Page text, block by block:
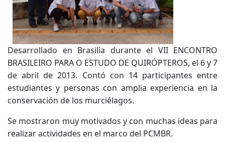
Desarrollado en Brasilia durante el VII ENCONTRO
BRASILEIRO PARA O ESTUDO DE QUIRÓPTEROS, el 6 y 7
de abril de 2013. Contó con 14 participantes entre
estudiantes y personas con amplia experiencia en la
conservación de los murciélagos.
Se mostraron muy motivados y con muchas ideas para
realizar actividades en el marco del PCMBR.